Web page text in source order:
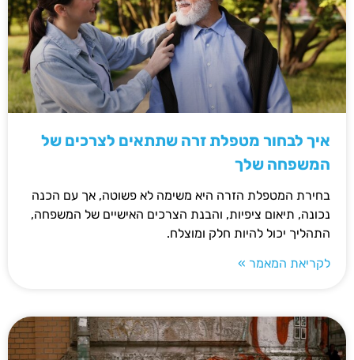
איך לבחור מטפלת זרה שתתאים לצרכים של
המשפחה שלך
בחירת המטפלת הזרה היא משימה לא פשוטה, אך עם הכנה
נכונה, תיאום ציפיות, והבנת הצרכים האישיים של המשפחה,
התהליך יכול להיות חלק ומוצלח.
לקריאת המאמר »